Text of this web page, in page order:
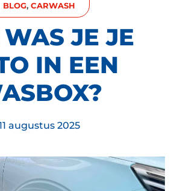
BLOG, CARWASH
JE JE
IN EEN
augustus 2025